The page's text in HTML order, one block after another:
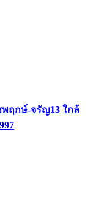
ฤกษ์-จรัญ13 ใกล้